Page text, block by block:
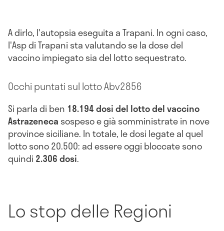
A dirlo, l'autopsia eseguita a Trapani. In ogni caso,
l'Asp di Trapani sta valutando se la dose del
vaccino impiegato sia del lotto sequestrato.
Occhi puntati sul lotto Abv2856
Si parla di ben 18.194 dosi del lotto del vaccino
Astrazeneca sospeso e già somministrate in nove
province siciliane. In totale, le dosi legate al quel
lotto sono 20.500: ad essere oggi bloccate sono
quindi 2.306 dosi.
Lo stop delle Regioni